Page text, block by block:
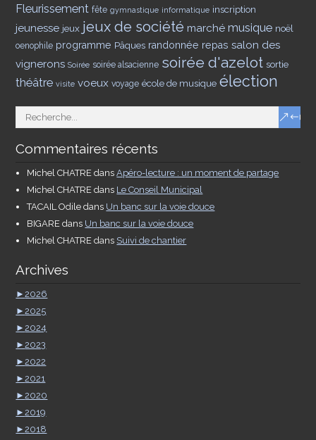
Fleurissement fête gymnastique informatique inscription
jeunesse jeux jeux de société marché musique noël
oenophile programme Pâques randonnée repas salon des
vignerons Soirée soirée alsacienne soirée d'azelot sortie
théâtre visite voeux voyage école de musique élection
Commentaires récents
Michel CHATRE dansApéro-lecture : un moment de partage
Michel CHATRE dans Le Conseil Municipal
TACAIL Odile dans Un banc sur la voie douce
BIGARE dans Un banc sur la voie douce
Michel CHATRE dans Suivi de chantier
Archives
►2026
►2025
►2024
►2023
►2022
►2021
►2020
►2019
►2018